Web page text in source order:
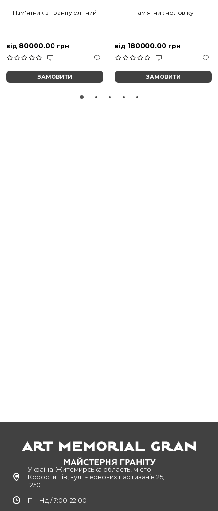
Пам'ятник з граніту елітний
від 80000.00 грн
ЗАМОВИТИ
Пам'ятник чоловіку
від 180000.00 грн
ЗАМОВИТИ
Україна, Житомирська область, місто
Коростишів, вул. Червоних партизанів 25,
12501
Пн-Нд / 7:00-22:00